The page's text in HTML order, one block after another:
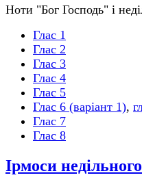
Ноти "Бог Господь" і
Глас 1
Глас 2
Глас 3
Глас 4
Глас 5
Глас 6 (варіант 1),
Глас 7
Глас 8
Ірмоси